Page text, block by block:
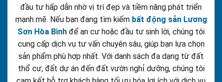
đầu tư hấp dẫn nhờ vị trí đẹp và tiềm năng phát triển
mạnh mẽ. Nếu bạn đang tìm kiếm bất động sản Lương
Sơn Hòa Bình để an cư hoặc đầu tư sinh lời, chúng tôi
cung cấp dịch vụ tư vấn chuyên sâu, giúp bạn lựa chọn
sản phẩm phù hợp nhất. Với danh sách đa dạng từ đất
thổ cư, đất dự án đến đất vườn nghỉ dưỡng, chúng tôi